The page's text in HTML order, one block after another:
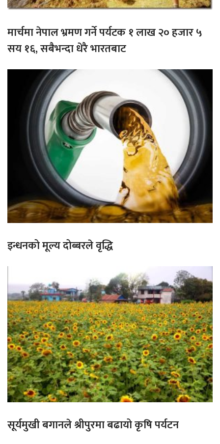
मार्चमा नेपाल भ्रमण गर्ने पर्यटक १ लाख २० हजार ५
सय १६, सबैभन्दा धेरै भारतबाट
इन्धनको मूल्य दोब्बरले वृद्धि
सूर्यमुखी बगानले श्रीपुरमा बढायो कृषि पर्यटन